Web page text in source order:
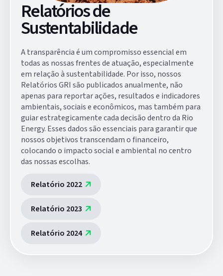
Relatórios de
Sustentabilidade
A transparência é um compromisso essencial em
todas as nossas frentes de atuação, especialmente
em relação à sustentabilidade. Por isso, nossos
Relatórios GRI são publicados anualmente, não
apenas para reportar ações, resultados e indicadores
ambientais, sociais e econômicos, mas também para
guiar estrategicamente cada decisão dentro da Rio
Energy. Esses dados são essenciais para garantir que
nossos objetivos transcendam o financeiro,
colocando o impacto social e ambiental no centro
das nossas escolhas.
Relatório 2022
Relatório 2023
Relatório 2024